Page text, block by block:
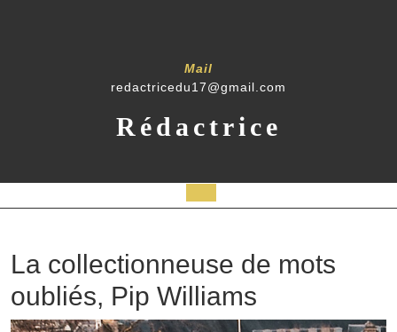
Mail
redactricedu17@gmail.com
Rédactrice
La collectionneuse de mots
oubliés, Pip Williams